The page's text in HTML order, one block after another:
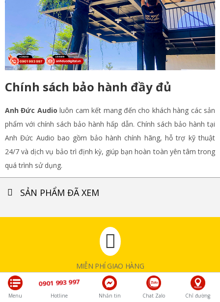
Chính sách bảo hành đầy đủ
Anh Đức Audio luôn cam kết mang đến cho khách hàng các sản
phẩm với chính sách bảo hành hấp dẫn. Chính sách bảo hành tại
Anh Đức Audio bao gồm bảo hành chính hãng, hỗ trợ kỹ thuật
24/7 và dịch vụ bảo trì định kỳ, giúp bạn hoàn toàn yên tâm trong
quá trình sử dụng.
SẢN PHẨM ĐÃ XEM
MIỄN PHÍ GIAO HÀNG
Đối với sản phẩm trên 10.000.000đ
Menu
0901 993 997
Hotline Nhắn tin Chat Zalo Chỉ đường